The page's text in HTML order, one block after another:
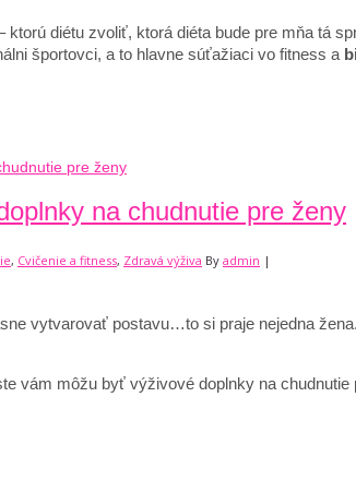
ktorú diétu zvoliť, ktorá diéta bude pre mňa tá
športovci, a to hlavne súťažiaci vo fitness a
na chudnutie pre ženy
, Cvičenie a fitness, Zdravá výživa By admin |
vytvarovať postavu…to si praje nejedna
vám môžu byť výživové doplnky na